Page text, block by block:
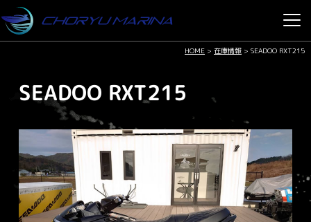
HOME > 在庫情報 >SEADOO RXT215
SEADOO RXT215